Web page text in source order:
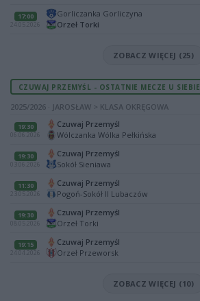
17:00
24.05.2026
Gorliczanka Gorliczyna
Orzeł Torki
ZOBACZ WIĘCEJ (25)
CZUWAJ PRZEMYŚL - OSTATNIE MECZE U SIEBIE
2025/2026 · JAROSŁAW > KLASA OKRĘGOWA
19:30
06.06.2026
Czuwaj Przemyśl
Wólczanka Wólka Pełkińska
19:30
03.06.2026
Czuwaj Przemyśl
Sokół Sieniawa
11:30
23.05.2026
Czuwaj Przemyśl
Pogoń-Sokół II Lubaczów
19:30
08.05.2026
Czuwaj Przemyśl
Orzeł Torki
19:15
24.04.2026
Czuwaj Przemyśl
Orzeł Przeworsk
ZOBACZ WIĘCEJ (10)